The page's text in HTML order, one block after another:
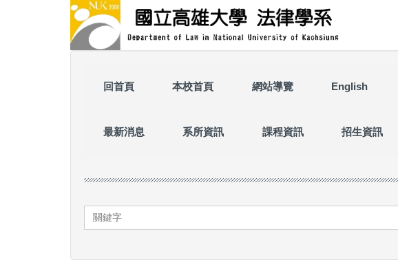
回首頁 本校首頁 網站導覽 English
最新消息 系所資訊 課程資訊 招生資訊